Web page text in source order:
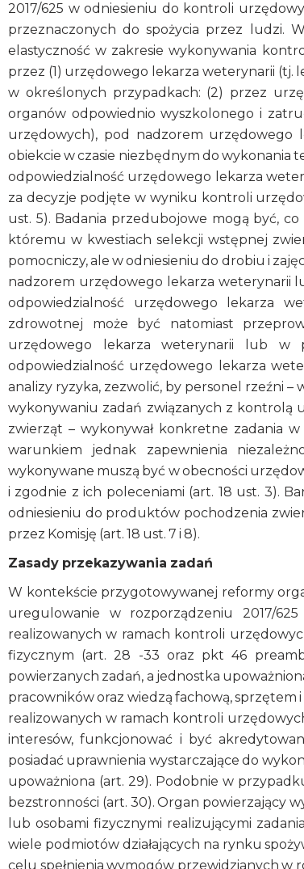
2017/625 w odniesieniu do kontroli
przeznaczonych do spożycia przez ludzi.
elastyczność w zakresie wykonywania
przez (1) urzędowego lekarza weterynarii (tj.
w określonych przypadkach: (2) przez
organów odpowiednio wyszkolonego i
urzędowych), pod nadzorem
obiekcie w czasie niezbędnym do wykonania
odpowiedzialność urzędowego lekarza
za decyzje podjęte w wyniku kontroli
ust. 5). Badania przedubojowe mogą być,
któremu w kwestiach selekcji wstępnej
pomocniczy, ale w odniesieniu do drobiu i
nadzorem urzędowego lekarza weterynarii
odpowiedzialność urzędowego lekarza
zdrowotnej może być natomiast
urzędowego lekarza weterynarii lub w
odpowiedzialność urzędowego lekarza
analizy ryzyka, zezwolić, by personel rzeźni
wykonywaniu zadań związanych z kontrolą
zwierząt – wykonywał konkretne zadania
warunkiem jednak zapewnienia
wykonywane muszą być w obecności
i zgodnie z ich poleceniami (art. 18 ust. 3).
odniesieniu do produktów pochodzenia
przez Komisję (art. 18 ust. 7 i 8).
Zasady przekazywania zadań
W kontekście przygotowywanej reformy
uregulowanie w rozporządzeniu 2017/
realizowanych w ramach kontroli
fizycznym (art. 28 -33 oraz pkt 46
powierzanych zadań, a jednostka
pracowników oraz wiedzą fachową,
realizowanych w ramach kontroli
interesów, funkcjonować i być
posiadać uprawnienia wystarczające do
upoważniona (art. 29). Podobnie w
bezstronności (art. 30). Organ powierzający
lub osobami fizycznymi realizującymi
wiele podmiotów działających na rynku
celu spełnienia wymogów przewidzianych w